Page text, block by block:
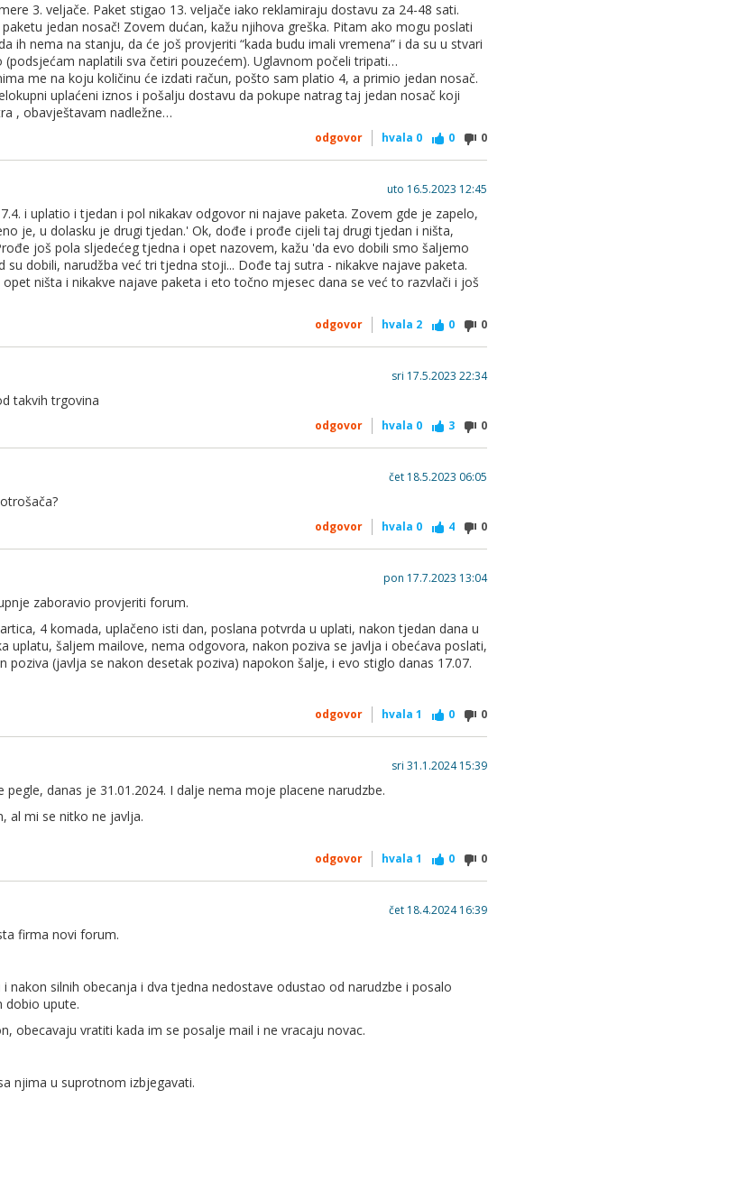
3. veljače. Paket stigao 13. veljače iako reklamiraju dostavu za 24-48 sati.
jedan nosač! Zovem dućan, kažu njihova greška. Pitam ako mogu poslati
ih nema na stanju, da će još provjeriti “kada budu imali vremena” i da su u stvari
naplatili sva četiri pouzećem). Uglavnom počeli tripati…
me na koju količinu će izdati račun, pošto sam platio 4, a primio jedan nosač.
uplaćeni iznos i pošalju dostavu da pokupe natrag taj jedan nosač koji
, obavještavam nadležne…
odgovor hvala 0 0 0
uto 16.5.2023 12:45
i uplatio i tjedan i pol nikakav odgovor ni najave paketa. Zovem gde je zapelo,
je, u dolasku je drugi tjedan.' Ok, dođe i prođe cijeli taj drugi tjedan i ništa,
još pola sljedećeg tjedna i opet nazovem, kažu 'da evo dobili smo šaljemo
su dobili, narudžba već tri tjedna stoji... Dođe taj sutra - nikakve najave paketa.
ništa i nikakve najave paketa i eto točno mjesec dana se već to razvlači i još
odgovor hvala 2 0 0
sri 17.5.2023 22:34
takvih trgovina
odgovor hvala 0 3 0
čet 18.5.2023 06:05
odgovor hvala 0 4 0
pon 17.7.2023 13:04
zaboravio provjeriti forum.
4 komada, uplačeno isti dan, poslana potvrda u uplati, nakon tjedan dana u
uplatu, šaljem mailove, nema odgovora, nakon poziva se javlja i obećava poslati,
poziva (javlja se nakon desetak poziva) napokon šalje, i evo stiglo danas 17.07.
odgovor hvala 1 0 0
sri 31.1.2024 15:39
pegle, danas je 31.01.2024. I dalje nema moje placene narudzbe.
al mi se nitko ne javlja.
odgovor hvala 1 0 0
čet 18.4.2024 16:39
firma novi forum.
nakon silnih obecanja i dva tjedna nedostave odustao od narudzbe i posalo
dobio upute.
obecavaju vratiti kada im se posalje mail i ne vracaju novac.
njima u suprotnom izbjegavati.